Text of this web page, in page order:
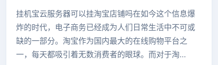
挂机宝云服务器可以挂淘宝店铺吗在如今这个信息爆
炸的时代，电子商务已经成为人们日常生活中不可或
缺的一部分。淘宝作为国内最大的在线购物平台之
一，每天都吸引着无数消费者的眼球。而对于淘…